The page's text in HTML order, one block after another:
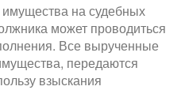
на судебных
может проводиться
Все вырученные
передаются
взыскания